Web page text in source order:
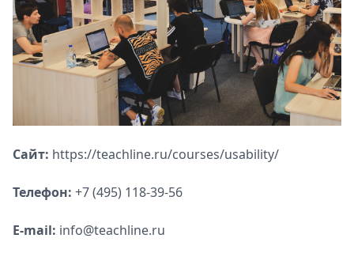
Сайт: https://teachline.ru/courses/usability/
Телефон: +7 (495) 118-39-56
E-mail: info@teachline.ru